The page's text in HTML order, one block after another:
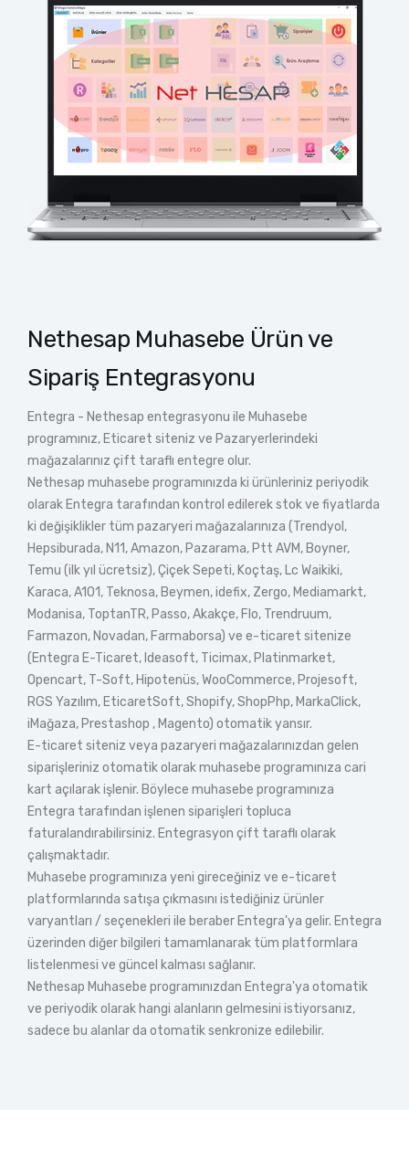
Nethesap Muhasebe Ürün ve
Sipariş Entegrasyonu
Entegra - Nethesap entegrasyonu ile Muhasebe
programınız, Eticaret siteniz ve Pazaryerlerindeki
mağazalarınız çift taraflı entegre olur.
Nethesap muhasebe programınızda ki ürünleriniz periyodik
olarak Entegra tarafından kontrol edilerek stok ve fiyatlarda
ki değişiklikler tüm pazaryeri mağazalarınıza (Trendyol,
Hepsiburada, N11, Amazon, Pazarama, Ptt AVM, Boyner,
Temu (ilk yıl ücretsiz), Çiçek Sepeti, Koçtaş, Lc Waikiki,
Karaca, A101, Teknosa, Beymen, idefix, Zergo, Mediamarkt,
Modanisa, ToptanTR, Passo, Akakçe, Flo, Trendruum,
Farmazon, Novadan, Farmaborsa) ve e-ticaret sitenize
(Entegra E-Ticaret, Ideasoft, Ticimax, Platinmarket,
Opencart, T-Soft, Hipotenüs, WooCommerce, Projesoft,
RGS Yazılım, EticaretSoft, Shopify, ShopPhp, MarkaClick,
iMağaza, Prestashop , Magento) otomatik yansır.
E-ticaret siteniz veya pazaryeri mağazalarınızdan gelen
siparişleriniz otomatik olarak muhasebe programınıza cari
kart açılarak işlenir. Böylece muhasebe programınıza
Entegra tarafından işlenen siparişleri topluca
faturalandırabilirsiniz. Entegrasyon çift taraflı olarak
çalışmaktadır.
Muhasebe programınıza yeni gireceğiniz ve e-ticaret
platformlarında satışa çıkmasını istediğiniz ürünler
varyantları / seçenekleri ile beraber Entegra'ya gelir. Entegra
üzerinden diğer bilgileri tamamlanarak tüm platformlara
listelenmesi ve güncel kalması sağlanır.
Nethesap Muhasebe programınızdan Entegra'ya otomatik
ve periyodik olarak hangi alanların gelmesini istiyorsanız,
sadece bu alanlar da otomatik senkronize edilebilir.